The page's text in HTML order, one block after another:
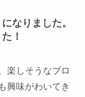
なりました。
！
楽しそうなブロ
興味がわいてき